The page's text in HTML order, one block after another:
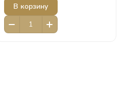
В корзину